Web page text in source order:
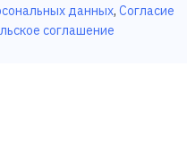
данных, Согласие
соглашение